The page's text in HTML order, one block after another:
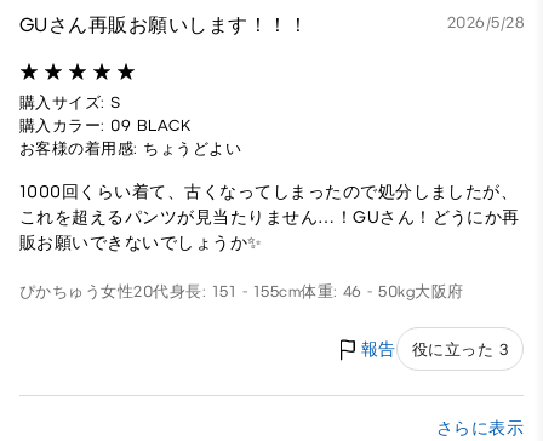
GUさん再販お願いします！！！ 2026/5/28
購入サイズ: S
購入カラー: 09 BLACK
お客様の着用感: ちょうどよい
1000回くらい着て、古くなってしまったので処分しましたが、
これを超えるパンツが見当たりません…！GUさん！どうにか再
販お願いできないでしょうか✨
ぴかちゅう女性20代身長: 151 - 155cm体重: 46 - 50kg大阪府
報告 役に立った 3
さらに表示